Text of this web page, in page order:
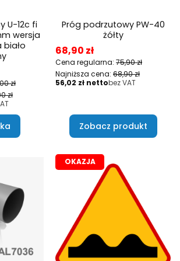
U-12c fi
wersja
zł
zł
Próg podrzutowy PW-40
żółty
Cena promocyjna
68,90 zł
Cena regularna: 75,90 zł
Najniższa cena: 68,90 zł
Cena
56,02 zł bez VAT
Zobacz produkt
OKAZJA